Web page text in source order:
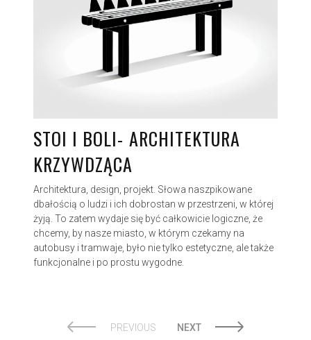
STOI I BOLI- ARCHITEKTURA
KRZYWDZĄCA
Architektura, design, projekt. Słowa naszpikowane
dbałością o ludzi i ich dobrostan w przestrzeni, w której
żyją. To zatem wydaje się być całkowicie logiczne, że
chcemy, by nasze miasto, w którym czekamy na
autobusy i tramwaje, było nie tylko estetyczne, ale także
funkcjonalne i po prostu wygodne.
PREVIOUS NEXT